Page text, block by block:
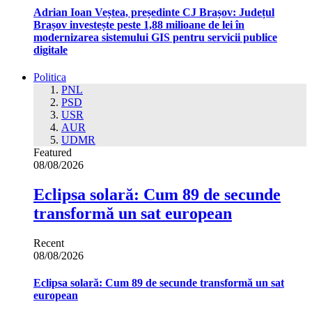
Adrian Ioan Veștea, președinte CJ Brașov: Județul
Brașov investește peste 1,88 milioane de lei în
modernizarea sistemului GIS pentru servicii publice
digitale
Politica
PNL
PSD
USR
AUR
UDMR
Featured
08/08/2026
Eclipsa solară: Cum 89 de secunde
transformă un sat european
Recent
08/08/2026
Eclipsa solară: Cum 89 de secunde transformă un sat
european